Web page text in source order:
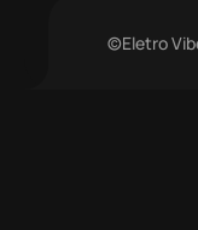
©Eletro